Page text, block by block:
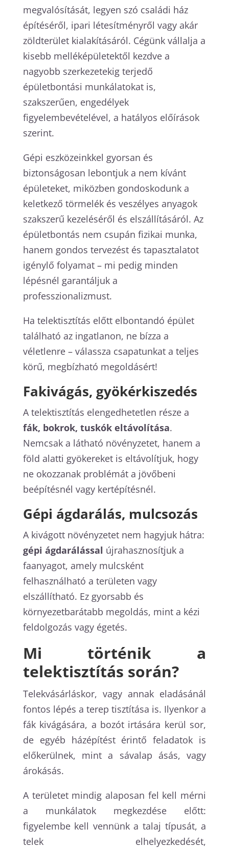
megvalósítását, legyen szó családi ház
építéséről, ipari létesítményről vagy akár
zöldterület kialakításáról. Cégünk vállalja a
kisebb melléképületektől kezdve a
nagyobb szerkezetekig terjedő
épületbontási munkálatokat is,
szakszerűen, engedélyek
figyelembevételével, a hatályos előírások
szerint.
Gépi eszközeinkkel gyorsan és
biztonságosan lebontjuk a nem kívánt
épületeket, miközben gondoskodunk a
keletkező törmelék és veszélyes anyagok
szakszerű kezeléséről és elszállításáról. Az
épületbontás nem csupán fizikai munka,
hanem gondos tervezést és tapasztalatot
igénylő folyamat – mi pedig minden
lépésnél garantáljuk a
professzionalizmust.
Ha telektisztítás előtt elbontandó épület
található az ingatlanon, ne bízza a
véletlenre – válassza csapatunkat a teljes
körű, megbízható megoldásért!
Fakivágás, gyökérkiszedés
A telektisztítás elengedhetetlen része a
fák, bokrok, tuskók eltávolítása.
Nemcsak a látható növényzetet, hanem a
föld alatti gyökereket is eltávolítjuk, hogy
ne okozzanak problémát a jövőbeni
beépítésnél vagy kertépítésnél.
Gépi ágdarálás, mulcsozás
A kivágott növényzetet nem hagyjuk hátra:
gépi ágdarálással újrahasznosítjuk a
faanyagot, amely mulcsként
felhasználható a területen vagy
elszállítható. Ez gyorsabb és
környezetbarátabb megoldás, mint a kézi
feldolgozás vagy égetés.
Mi történik a
telektisztítás során?
Telekvásárláskor, vagy annak eladásánál
fontos lépés a terep tisztítása is. Ilyenkor a
fák kivágására, a bozót irtására kerül sor,
de egyéb házépítést érintő feladatok is
előkerülnek, mint a sávalap ásás, vagy
árokásás.
A területet mindig alaposan fel kell mérni
a munkálatok megkezdése előtt:
figyelembe kell vennünk a talaj típusát, a
telek elhelyezkedését,